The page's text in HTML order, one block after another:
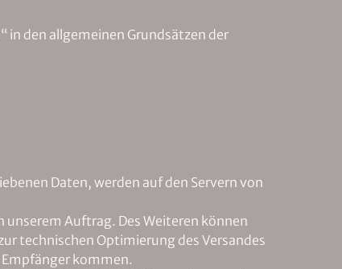
in den allgemeinen Grundsätzen der
Daten, werden auf den Servern von
Auftrag. Des Weiteren können
technischen Optimierung des Versandes
kommen.